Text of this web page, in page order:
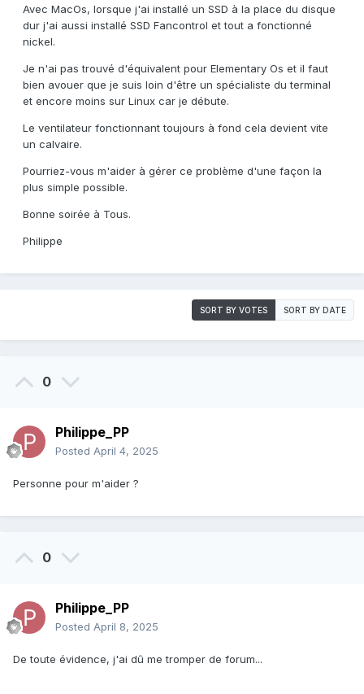
Avec MacOs, lorsque j'ai installé un SSD à la place du disque
dur j'ai aussi installé SSD Fancontrol et tout a fonctionné
nickel.
Je n'ai pas trouvé d'équivalent pour Elementary Os et il faut
bien avouer que je suis loin d'être un spécialiste du terminal
et encore moins sur Linux car je débute.
Le ventilateur fonctionnant toujours à fond cela devient vite
un calvaire.
Pourriez-vous m'aider à gérer ce problème d'une façon la
plus simple possible.
Bonne soirée à Tous.
Philippe
SORT BY VOTES SORT BY DATE
0
Philippe_PP
Posted April 4, 2025
Personne pour m'aider ?
0
Philippe_PP
Posted April 8, 2025
De toute évidence, j'ai dû me tromper de forum...